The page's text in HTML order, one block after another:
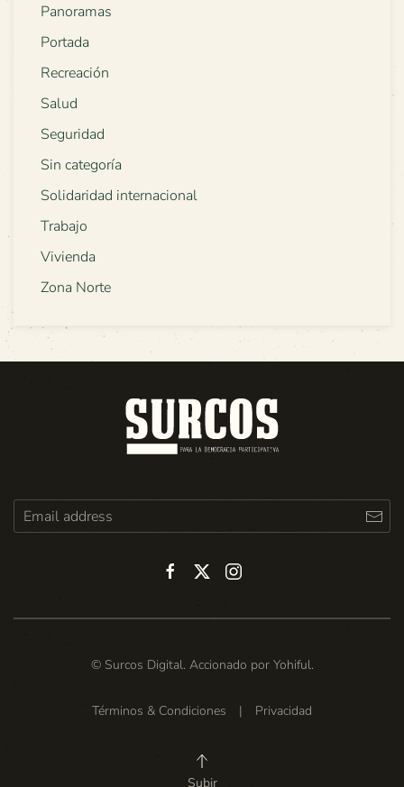
Panoramas
Portada
Recreación
Salud
Seguridad
Sin categoría
Solidaridad internacional
Trabajo
Vivienda
Zona Norte
© Surcos Digital. Accionado por Yohiful.
Términos & Condiciones | Privacidad
Subir